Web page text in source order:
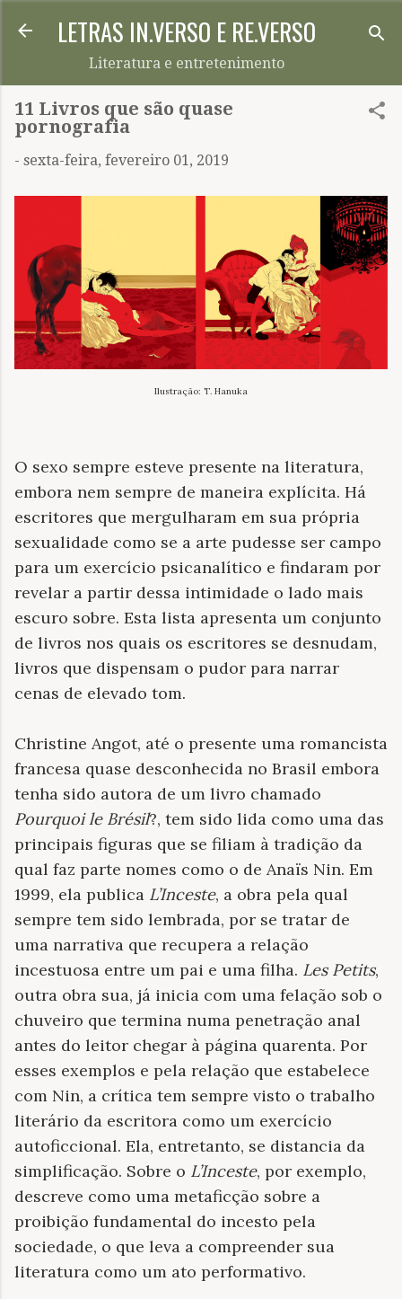
Pular para o conteúdo principal
LETRAS IN.VERSO E RE.VERSO
Literatura e entretenimento
11 Livros que são quase
pornografia
- sexta-feira, fevereiro 01, 2019
Ilustração: T. Hanuka
O sexo sempre esteve presente na literatura,
embora nem sempre de maneira explícita. Há
escritores que mergulharam em sua própria
sexualidade como se a arte pudesse ser campo
para um exercício psicanalítico e findaram por
revelar a partir dessa intimidade o lado mais
escuro sobre. Esta lista apresenta um conjunto
de livros nos quais os escritores se desnudam,
livros que dispensam o pudor para narrar
cenas de elevado tom.
Christine Angot, até o presente uma romancista
francesa quase desconhecida no Brasil embora
tenha sido autora de um livro chamado
Pourquoi le Brésil?, tem sido lida como uma das
principais figuras que se filiam à tradição da
qual faz parte nomes como o de Anaïs Nin. Em
1999, ela publica L’Inceste, a obra pela qual
sempre tem sido lembrada, por se tratar de
uma narrativa que recupera a relação
incestuosa entre um pai e uma filha. Les Petits,
outra obra sua, já inicia com uma felação sob o
chuveiro que termina numa penetração anal
antes do leitor chegar à página quarenta. Por
esses exemplos e pela relação que estabelece
com Nin, a crítica tem sempre visto o trabalho
literário da escritora como um exercício
autoficcional. Ela, entretanto, se distancia da
simplificação. Sobre o L’Inceste, por exemplo,
descreve como uma metaficção sobre a
proibição fundamental do incesto pela
sociedade, o que leva a compreender sua
literatura como um ato performativo.